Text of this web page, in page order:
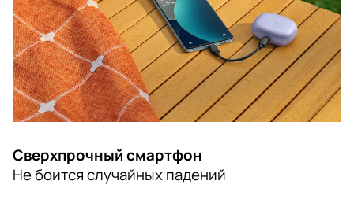
Сверхпрочный смартфон
Не боится случайных падений